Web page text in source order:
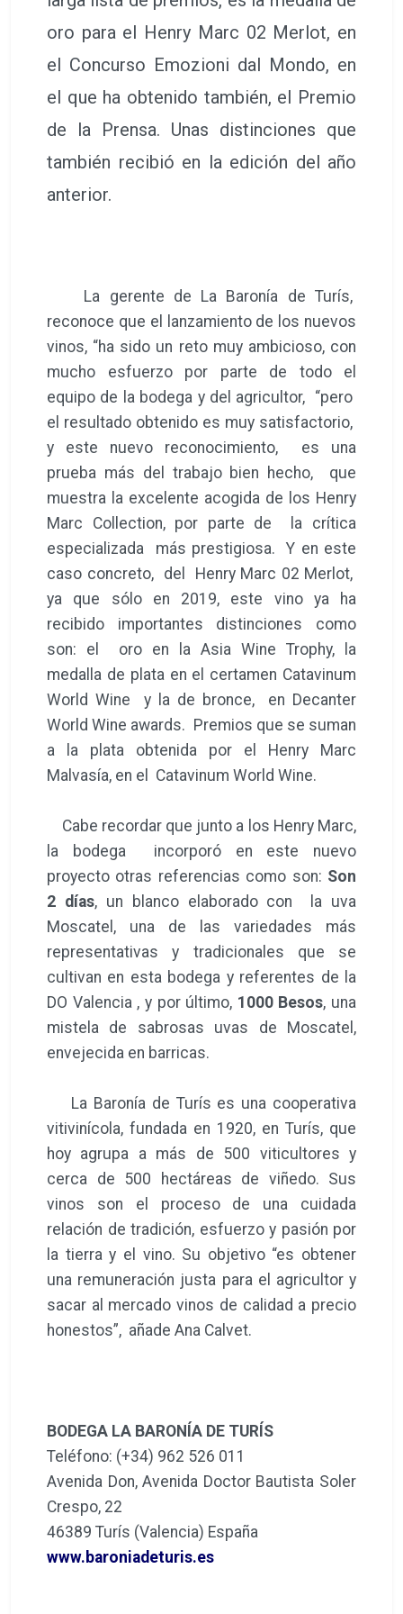
oro para el Henry Marc 02 Merlot, en
el Concurso Emozioni dal Mondo, en
el que ha obtenido también, el Premio
de la Prensa. Unas distinciones que
también recibió en la edición del año
anterior.
La gerente de La Baronía de Turís,
reconoce que el lanzamiento de los nuevos
vinos, “ha sido un reto muy ambicioso, con
mucho esfuerzo por parte de todo el
equipo de la bodega y del agricultor, “pero
el resultado obtenido es muy satisfactorio,
y este nuevo reconocimiento, es una
prueba más del trabajo bien hecho, que
muestra la excelente acogida de los Henry
Marc Collection, por parte de la crítica
especializada más prestigiosa. Y en este
caso concreto, del Henry Marc 02 Merlot,
ya que sólo en 2019, este vino ya ha
recibido importantes distinciones como
son: el oro en la Asia Wine Trophy, la
medalla de plata en el certamen Catavinum
World Wine y la de bronce, en Decanter
World Wine awards. Premios que se suman
a la plata obtenida por el Henry Marc
Malvasía, en el Catavinum World Wine.
Cabe recordar que junto a los Henry Marc,
la bodega incorporó en este nuevo
proyecto otras referencias como son: Son
2 días, un blanco elaborado con la uva
Moscatel, una de las variedades más
representativas y tradicionales que se
cultivan en esta bodega y referentes de la
DO Valencia , y por último, 1000 Besos, una
mistela de sabrosas uvas de Moscatel,
envejecida en barricas.
La Baronía de Turís es una cooperativa
vitivinícola, fundada en 1920, en Turís, que
hoy agrupa a más de 500 viticultores y
cerca de 500 hectáreas de viñedo. Sus
vinos son el proceso de una cuidada
relación de tradición, esfuerzo y pasión por
la tierra y el vino. Su objetivo “es obtener
una remuneración justa para el agricultor y
sacar al mercado vinos de calidad a precio
honestos”, añade Ana Calvet.
BODEGA LA BARONÍA DE TURÍS
Teléfono: (+34) 962 526 011
Avenida Don, Avenida Doctor Bautista Soler
Crespo, 22
46389 Turís (Valencia) España
www.baroniadeturis.es